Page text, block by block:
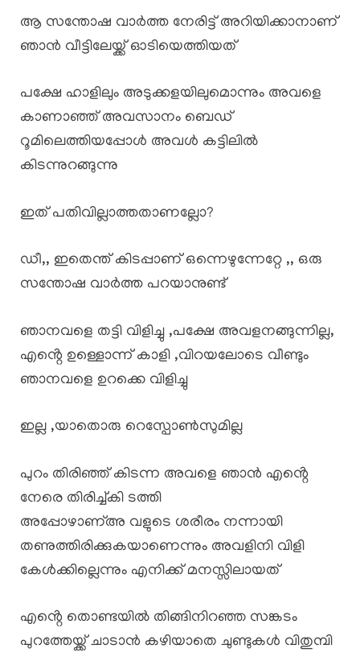
ആ സന്തോഷ വാർത്ത നേരിട്ട് അറിയിക്കാനാണ്
ഞാൻ വീട്ടിലേയ്ക്ക് ഓടിയെത്തിയത്
പക്ഷേ ഹാളിലും അടുക്കളയിലുമൊന്നും അവളെ
കാണാഞ്ഞ് അവസാനം ബെഡ്
റൂമിലെത്തിയപ്പോൾ അവൾ കട്ടിലിൽ
കിടന്നുറങ്ങുന്നു
ഇത് പതിവില്ലാത്തതാണല്ലോ?
ഡീ,, ഇതെന്ത് കിടപ്പാണ് ഒന്നെഴുന്നേറ്റേ ,, ഒരു
സന്തോഷ വാർത്ത പറയാനുണ്ട്
ഞാനവളെ തട്ടി വിളിച്ചു ,പക്ഷേ അവളനങ്ങുന്നില്ല,
എൻ്റെ ഉള്ളൊന്ന് കാളി ,വിറയലോടെ വീണ്ടും
ഞാനവളെ ഉറക്കെ വിളിച്ചു
ഇല്ല ,യാതൊരു റെസ്പോൺസുമില്ല
പുറം തിരിഞ്ഞ് കിടന്ന അവളെ ഞാൻ എൻ്റെ
നേരെ തിരിച്ച്കി ടത്തി
അപ്പോഴാണ്അ വളുടെ ശരീരം നന്നായി
തണുത്തിരിക്കുകയാണെന്നും അവളിനി വിളി
കേൾക്കില്ലെന്നും എനിക്ക് മനസ്സിലായത്
എൻ്റെ തൊണ്ടയിൽ തിങ്ങിനിറഞ്ഞ സങ്കടം
പുറത്തേയ്ക്ക് ചാടാൻ കഴിയാതെ ചുണ്ടുകൾ വിതുമ്പി